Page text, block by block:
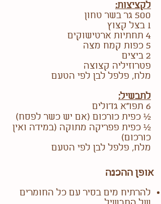
לקציצות:
500 גר בשר טחון
1 בצל קצוץ
4 תחתיות ארטישוקים
5 כפות קמח מצה
2 ביצים
פטרוזיליה קצוצה
מלח, פלפל לבן לפי הטעם
לתבשיל:
6 תפו"א גדולים
½ כפית כורכום (אם יש כשר לפסח)
½ כפית פפריקה מתוקה (במידה ואין
כורכום)
מלח, פלפל לבן לפי הטעם
אופן ההכנה
להרתיח מים בסיר עם כל החומרים